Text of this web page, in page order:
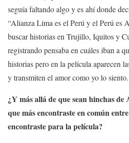
seguía faltando algo y es ahí donde
“Alianza Lima es el Perú y el Perú es
buscar historias en Trujillo, Iquitos y
registrando pensaba en cuáles iban a
historias pero en la película aparecen
y transmiten el amor como yo lo siento.
¿Y más allá de que sean hinchas
que más encontraste en común
encontraste para la película?